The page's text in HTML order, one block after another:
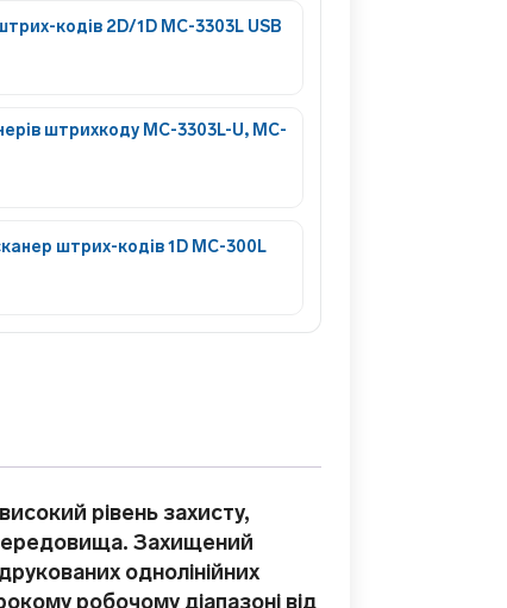
кодів 2D/1D MC-3303L USB
штрихкоду MC-3303L-U, MC-
штрих-кодів 1D MC-300L
рівень захисту,
Захищений
однолінійних
робочому діапазоні від